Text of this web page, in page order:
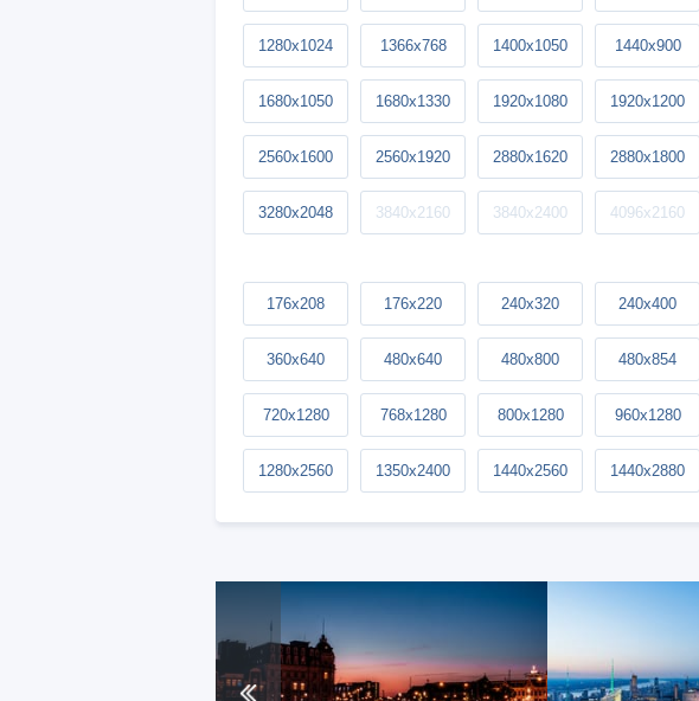
1280x1024 1366x768 1400x1050 1440x900
1680x1050 1680x1330 1920x1080 1920x1200
2560x1600 2560x1920 2880x1620 2880x1800
3280x2048 3840x2160 3840x2400 4096x2160
176x208 176x220 240x320 240x400
360x640 480x640 480x800 480x854
720x1280 768x1280 800x1280 960x1280
1280x2560 1350x2400 1440x2560 1440x2880